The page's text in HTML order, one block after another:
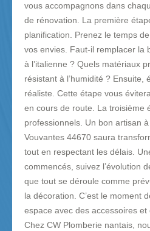
vous accompagnons dans
de rénovation. La première
planification. Prenez le temps
vos envies. Faut-il remplacer la
à l’italienne ? Quels matériaux
résistant à l’humidité ? Ensuite,
réaliste. Cette étape vous
en cours de route. La troisième
professionnels. Un bon artisan
Vouvantes 44670 saura
tout en respectant les délais.
commencés, suivez l’évolution
que tout se déroule comme
la décoration. C’est le moment
espace avec des accessoires
Chez CW Plomberie nantais,